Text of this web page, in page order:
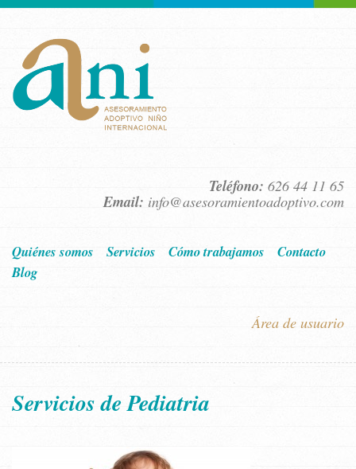
Teléfono: 626 44 11 65
Email: info@asesoramientoadoptivo.com
Quiénes somos Servicios Cómo trabajamos
Contacto
Blog
Área de usuario
Servicios de Pediatria